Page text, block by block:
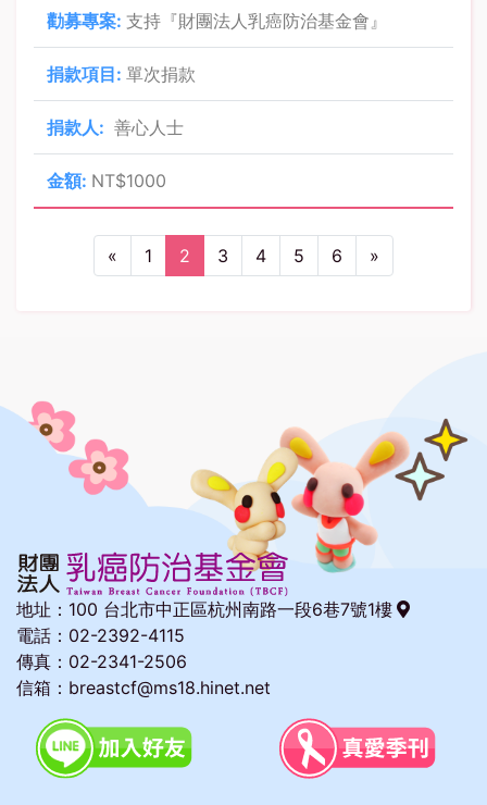
支持『財團法人乳癌防治基金會』
單次捐款
善心人士
NT$1000
« Previous
1 2 (current)
3 4 5 6 »
地址： 100 台北市中正區杭州南路一段6巷7號1樓
電話：02-2392-4115
傳真：02-2341-2506
信箱：breastcf@ms18.hinet.net